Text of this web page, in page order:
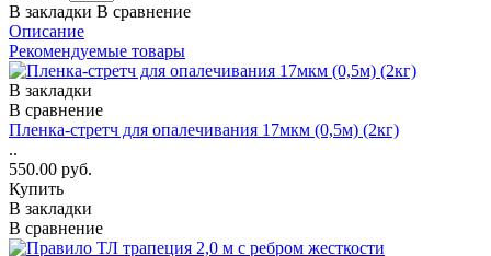
В закладки В сравнение
Описание
Рекомендуемые товары
В закладки
В сравнение
Пленка-стретч для опалечивания 17мкм (0,5м) (2кг)
..
550.00 руб.
Купить
В закладки
В сравнение